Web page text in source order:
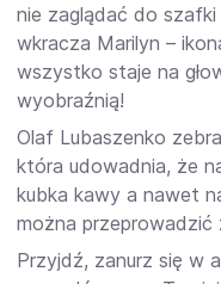
nie zaglądać do
wkracza Marilyn –
wszystko staje na
wyobraźnią!
Olaf Lubaszenko
która udowadnia, że
kubka kawy a nawet
można przeprowadzić
Przyjdź, zanurz się w